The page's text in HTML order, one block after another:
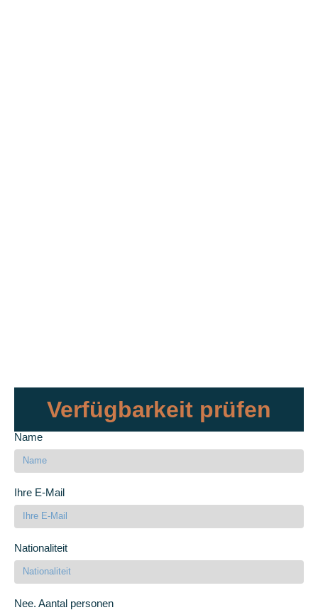
Verfügbarkeit prüfen
Name
Ihre E-Mail
Nationaliteit
Nee. Aantal personen